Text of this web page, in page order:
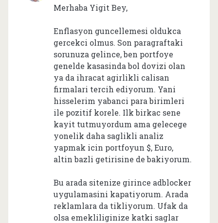
Merhaba Yigit Bey,
Enflasyon guncellemesi oldukca
gercekci olmus. Son paragraftaki
sorunuza gelince, ben portfoye
genelde kasasinda bol dovizi olan
ya da ihracat agirlikli calisan
firmalari tercih ediyorum. Yani
hisselerim yabanci para birimleri
ile pozitif korele. Ilk birkac sene
kayit tutmuyordum ama gelecege
yonelik daha saglikli analiz
yapmak icin portfoyun $, Euro,
altin bazli getirisine de bakiyorum.
Bu arada sitenize girince adblocker
uygulamasini kapatiyorum. Arada
reklamlara da tikliyorum. Ufak da
olsa emekliliginize katki saglar